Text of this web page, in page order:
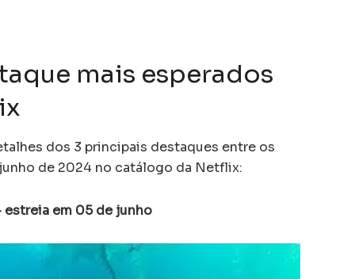
mais esperados
dos 3 principais destaques entre os
de 2024 no catálogo da Netflix:
estreia em 05 de junho